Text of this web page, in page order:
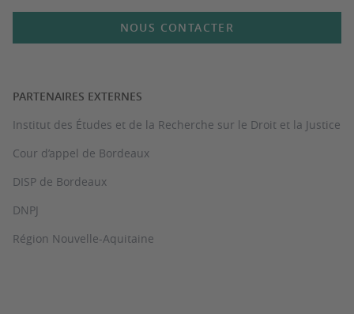
NOUS CONTACTER
PARTENAIRES EXTERNES
Institut des Études et de la Recherche sur le Droit et la Justice
Cour d’appel de Bordeaux
DISP de Bordeaux
DNPJ
Région Nouvelle-Aquitaine